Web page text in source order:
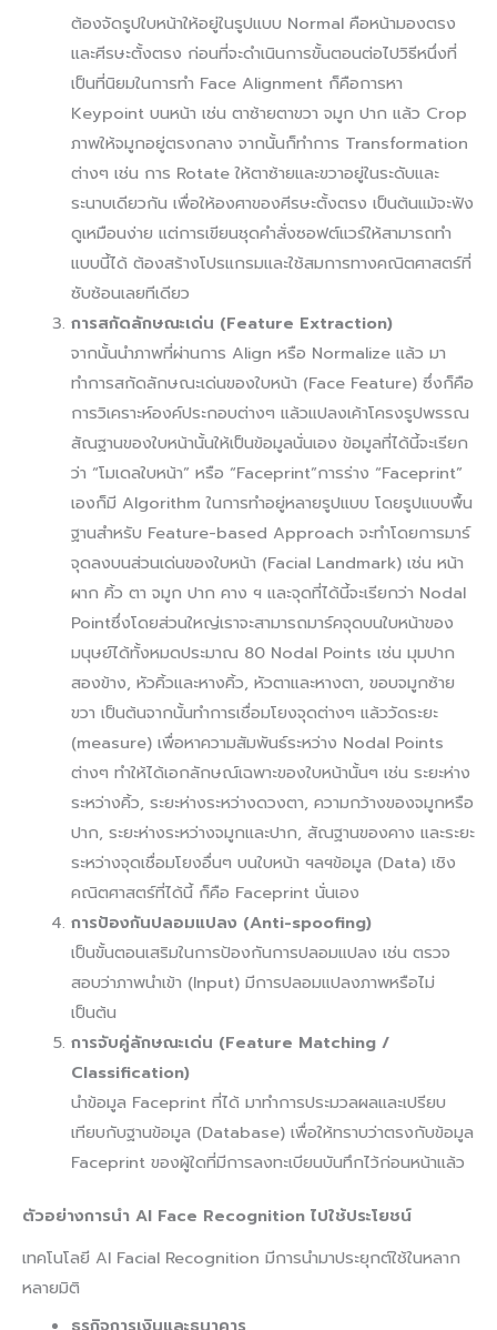
ต้องจัดรูปใบหน้าให้อยู่ในรูปแบบ Normal คือหน้ามองตรง
และศีรษะตั้งตรง ก่อนที่จะดำเนินการขั้นตอนต่อไปวิธีหนึ่งที่
เป็นที่นิยมในการทำ Face Alignment ก็คือการหา
Keypoint บนหน้า เช่น ตาซ้ายตาขวา จมูก ปาก แล้ว Crop
ภาพให้จมูกอยู่ตรงกลาง จากนั้นก็ทำการ Transformation
ต่างๆ เช่น การ Rotate ให้ตาซ้ายและขวาอยู่ในระดับและ
ระนาบเดียวกัน เพื่อให้องศาของศีรษะตั้งตรง เป็นต้นแม้จะฟัง
ดูเหมือนง่าย แต่การเขียนชุดคำสั่งซอฟต์แวร์ให้สามารถทำ
แบบนี้ได้ ต้องสร้างโปรแกรมและใช้สมการทางคณิตศาสตร์ที่
ซับซ้อนเลยทีเดียว
การสกัดลักษณะเด่น (Feature Extraction)
จากนั้นนำภาพที่ผ่านการ Align หรือ Normalize แล้ว มา
ทำการสกัดลักษณะเด่นของใบหน้า (Face Feature) ซึ่งก็คือ
การวิเคราะห์องค์ประกอบต่างๆ แล้วแปลงเค้าโครงรูปพรรณ
สัณฐานของใบหน้านั้นให้เป็นข้อมูลนั่นเอง ข้อมูลที่ได้นี้จะเรียก
ว่า “โมเดลใบหน้า” หรือ “Faceprint”การร่าง “Faceprint”
เองก็มี Algorithm ในการทำอยู่หลายรูปแบบ โดยรูปแบบพื้น
ฐานสำหรับ Feature-based Approach จะทำโดยการมาร์
จุดลงบนส่วนเด่นของใบหน้า (Facial Landmark) เช่น หน้า
ผาก คิ้ว ตา จมูก ปาก คาง ฯ และจุดที่ได้นี้จะเรียกว่า Nodal
Pointซึ่งโดยส่วนใหญ่เราจะสามารถมาร์คจุดบนใบหน้าของ
มนุษย์ได้ทั้งหมดประมาณ 80 Nodal Points เช่น มุมปาก
สองข้าง, หัวคิ้วและหางคิ้ว, หัวตาและหางตา, ขอบจมูกซ้าย
ขวา เป็นต้นจากนั้นทำการเชื่อมโยงจุดต่างๆ แล้ววัดระยะ
(measure) เพื่อหาความสัมพันธ์ระหว่าง Nodal Points
ต่างๆ ทำให้ได้เอกลักษณ์เฉพาะของใบหน้านั้นๆ เช่น ระยะห่าง
ระหว่างคิ้ว, ระยะห่างระหว่างดวงตา, ความกว้างของจมูกหรือ
ปาก, ระยะห่างระหว่างจมูกและปาก, สัณฐานของคาง และระยะ
ระหว่างจุดเชื่อมโยงอื่นๆ บนใบหน้า ฯลฯข้อมูล (Data) เชิง
คณิตศาสตร์ที่ได้นี้ ก็คือ Faceprint นั่นเอง
การป้องกันปลอมแปลง (Anti-spoofing)
เป็นขั้นตอนเสริมในการป้องกันการปลอมแปลง เช่น ตรวจ
สอบว่าภาพนําเข้า (Input) มีการปลอมแปลงภาพหรือไม่
เป็นต้น
การจับคู่ลักษณะเด่น (Feature Matching /
Classification)
นำข้อมูล Faceprint ที่ได้ มาทำการประมวลผลและเปรียบ
เทียบกับฐานข้อมูล (Database) เพื่อให้ทราบว่าตรงกับข้อมูล
Faceprint ของผู้ใดที่มีการลงทะเบียนบันทึกไว้ก่อนหน้าแล้ว
ตัวอย่างการนำ AI Face Recognition ไปใช้ประโยชน์
เทคโนโลยี AI Facial Recognition มีการนำมาประยุกต์ใช้ในหลาก
หลายมิติ